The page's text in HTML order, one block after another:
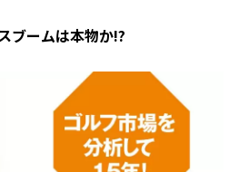
ブームは本物か!?